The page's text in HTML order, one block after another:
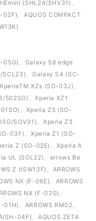
(SHL24/SHV31)、
、AQUOS COMPACT
、Galaxy S6 edge
、Galaxy S4 (SC-
XZs (SO-03J)、
502SO)、Xperia XZ1
、Xperia Z5 (SO-
SOV31)、Xperia Z3
03F)、Xperia Z1 (SO-
Z (SO-02E)、Xperia A
UL (SOL22)、arrows Be
Z (ISW13F)、ARROWS
NX (F-06E)、ARROWS
NX (F-02G)、
、ARROWS RM02、
04F)、AQUOS ZETA